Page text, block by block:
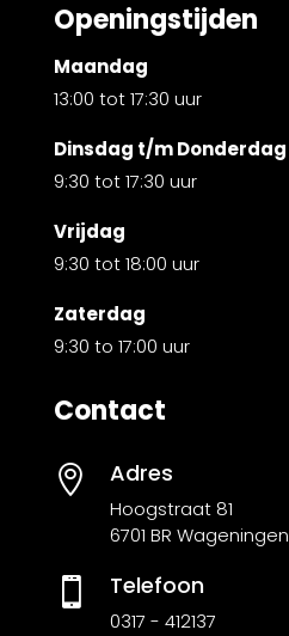
Openingstijden
Maandag
13:00 tot 17:30 uur
Dinsdag t/m Donderdag
9:30 tot 17:30 uur
Vrijdag
9:30 tot 18:00 uur
Zaterdag
9:30 to 17:00 uur
Contact
 Adres
Hoogstraat 81
6701 BR Wageningen
 Telefoon
0317 - 412137